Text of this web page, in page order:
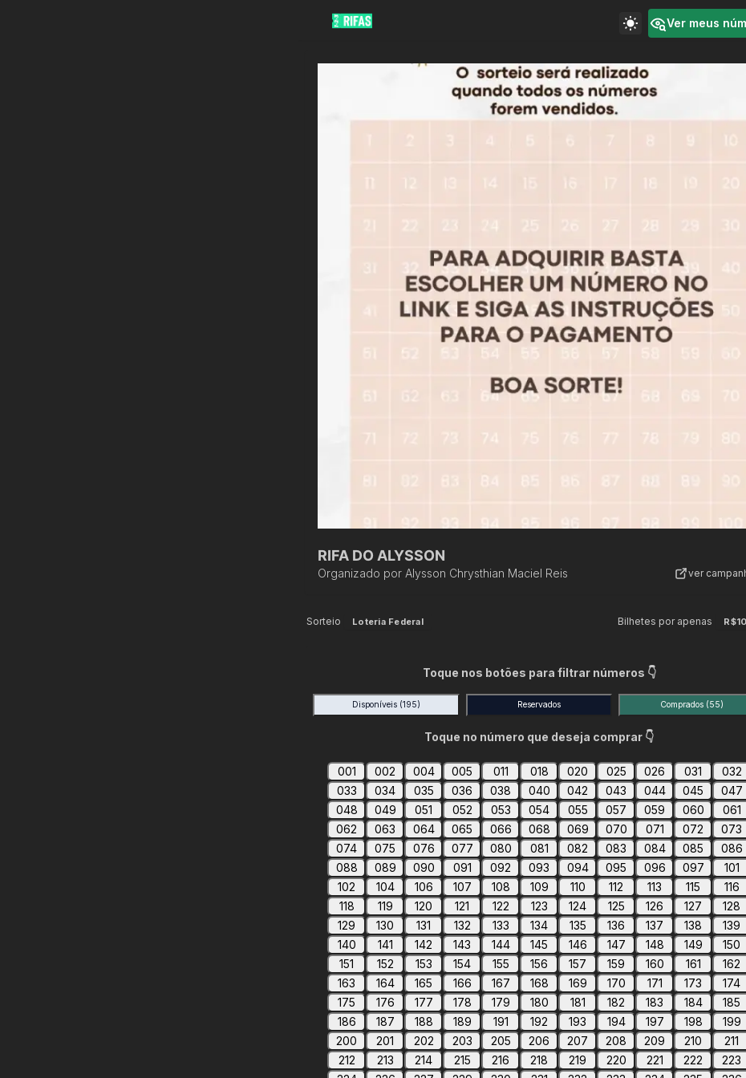
Ver meus
RIFA DO ALYSSON
Organizado por Alysson Chrysthian Maciel Reis ver
Sorteio Loteria Federal Bilhetes por apenas
Toque nos botões para filtrar números 👇
Disponíveis (195) Reservados Comprados (55)
Toque no número que deseja comprar 👇
001 002 004 005 011 018 020 025 026 031
032
033
034 035 036 038 040 042 043 044 045
047
048
049 051 052 053 054 055 057 059 060
061
062
063 064 065 066 068 069 070 071 072
073
074
075 076 077 080 081 082 083 084 085
086
088
089 090 091 092 093 094 095 096 097
101
102
104 106 107 108 109 110 112 113 115
116
118
119 120 121 122 123 124 125 126 127
128
129
130 131 132 133 134 135 136 137 138
139
140
141 142 143 144 145 146 147 148 149
150
151
152 153 154 155 156 157 159 160 161
162
163
164 165 166 167 168 169 170 171 173
174
175
176 177 178 179 180 181 182 183 184
185
186
187 188 189 191 192 193 194 197 198
199
200
201 202 203 205 206 207 208 209 210
211
212
213 214 215 216 218 219 220 221 222
223